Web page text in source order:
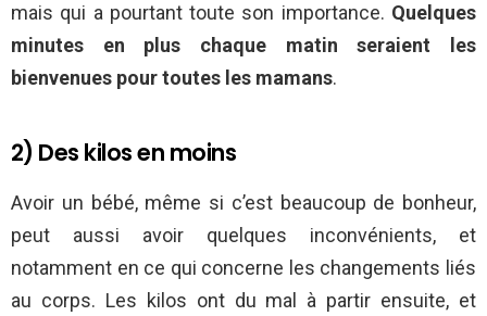
mais qui a pourtant toute son importance. Quelques
minutes en plus chaque matin seraient les
bienvenues pour toutes les mamans.
2) Des kilos en moins
Avoir un bébé, même si c’est beaucoup de bonheur,
peut aussi avoir quelques inconvénients, et
notamment en ce qui concerne les changements liés
au corps. Les kilos ont du mal à partir ensuite, et